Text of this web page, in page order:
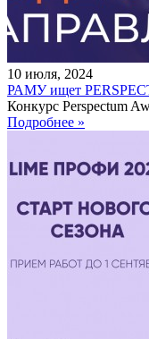
10 июля, 2024
РАМУ ищет
Конкурс Perspectum
Подробнее »